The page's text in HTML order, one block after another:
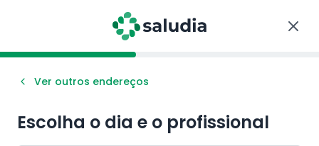
Ver outros endereços
Escolha o dia e o profissional